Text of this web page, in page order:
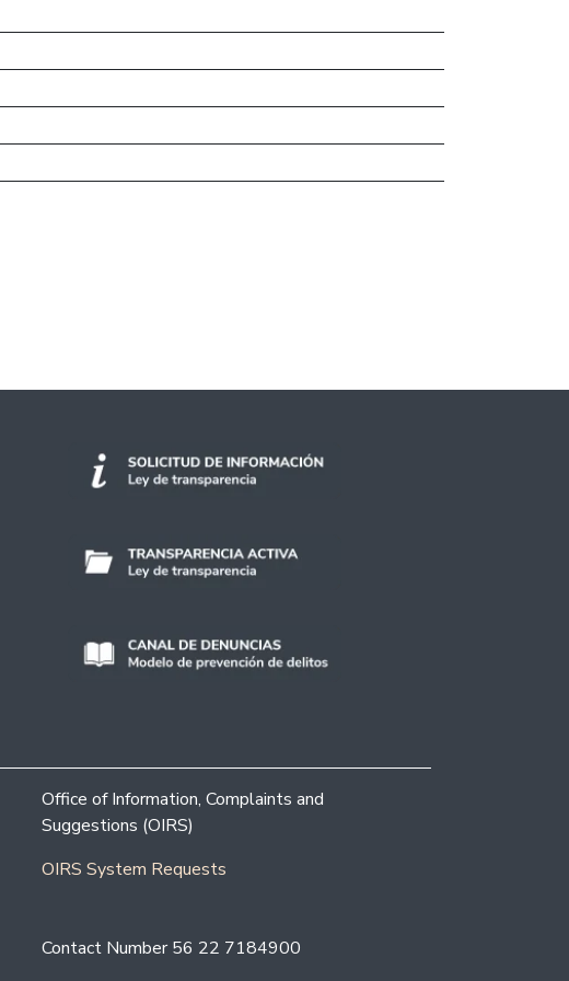
Office of Information, Complaints and
Suggestions (OIRS)
OIRS System Requests
Contact Number 56 22 7184900